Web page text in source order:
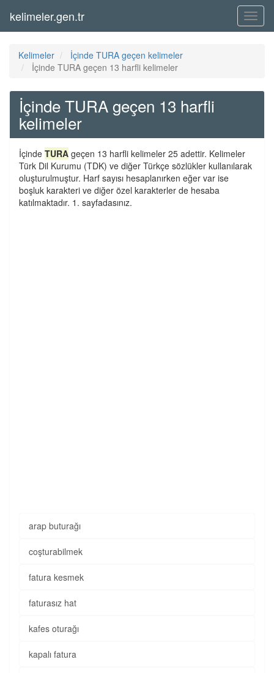
Menü
kelimeler.gen.tr
Kelimeler
İçinde TURA geçen kelimeler
İçinde TURA geçen 13 harfli kelimeler
İçinde TURA geçen 13 harfli
kelimeler
İçinde TURA geçen 13 harfli kelimeler 25 adettir. Kelimeler
Türk Dil Kurumu (TDK) ve diğer Türkçe sözlükler kullanılarak
oluşturulmuştur. Harf sayısı hesaplanırken eğer var ise
boşluk karakteri ve diğer özel karakterler de hesaba
katılmaktadır. 1. sayfadasınız.
arap buturağı
coşturabilmek
fatura kesmek
faturasız hat
kafes oturağı
kapalı fatura